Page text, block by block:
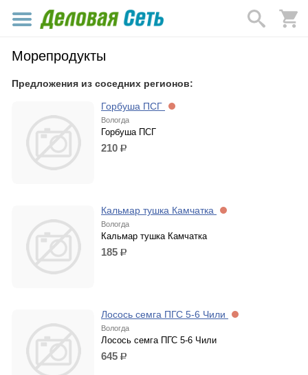
Морепродукты
Предложения из соседних регионов:
Горбуша ПСГ
Вологда
Горбуша ПСГ
210 р.
Кальмар тушка Камчатка
Вологда
Кальмар тушка Камчатка
185 р.
Лосось семга ПГС 5-6 Чили
Вологда
Лосось семга ПГС 5-6 Чили
645 р.